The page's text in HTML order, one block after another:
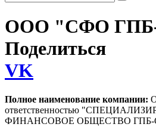
ООО "СФО
Поделиться
VK
Полное наименование компании:
ответственностью
ФИНАНСОВОЕ ОБЩЕСТВО